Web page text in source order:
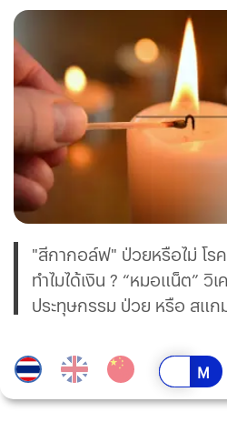
"สีกากอล์ฟ" ป่วยหรือไม่ โร
ทำไมได้เงิน ? “หมอแน็ต”
ประทุษกรรม ป่วย หรือ สแก